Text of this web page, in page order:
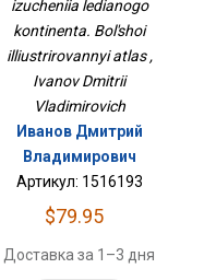
Атлас
izucheniia ledianogo
kontinenta. Bol'shoi
illiustrirovannyi atlas ,
Ivanov Dmitrii
Vladimirovich
Иванов Дмитрий
Владимирович
Артикул: 1516193
$79.95
Доставка за 1–3 дня